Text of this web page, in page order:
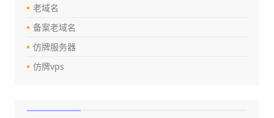
老域名
备案老域名
仿牌服务器
仿牌vps